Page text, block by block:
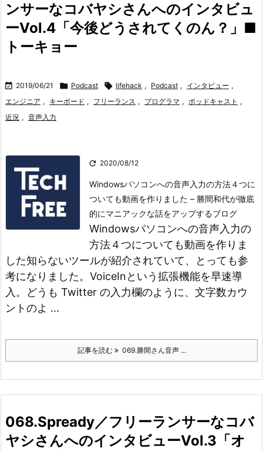
ンサーなコバヤシさんへのインタビュ
ーVol.4「今後どうされてくのん？」■
トーキョー
 2019/06/21  Podcast  lifehack , Podcast , インタビュー ,
エンジニア , キーボード , フリーランス , プログラマ , ポッドキャスト ,
近況 , 音声入力
 2020/08/12
Windowsパソコンへの音声入力の方法４つに
ついても動画を作りました – 勝間和代が徹底
的にマニアックな話をアップするブログ
Windowsパソコンへの音声入力の
方法４つについても動画を作りま
した知らないツールが紹介されていて、とっても参
考になりました。 VoiceInという拡張機能を早速導
入。どうも Twitter の入力欄のように、文字数カウ
ントのよ ...
記事を読む 069.勝間さん音声 ...
068.Spready／フリーランサーなコバ
ヤシさんへのインタビューVol.3「オ